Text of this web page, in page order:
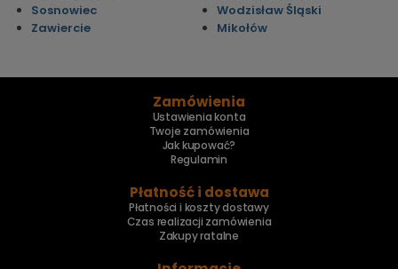
Sosnowiec
Zawiercie
Wodzisław Śląski
Mikołów
Zamówienia
Ustawienia konta
Twoje zamówienia
Jak kupować?
Regulamin
Płatność i dostawa
Płatności i koszty dostawy
Czas realizacji zamówienia
Zakupy ratalne